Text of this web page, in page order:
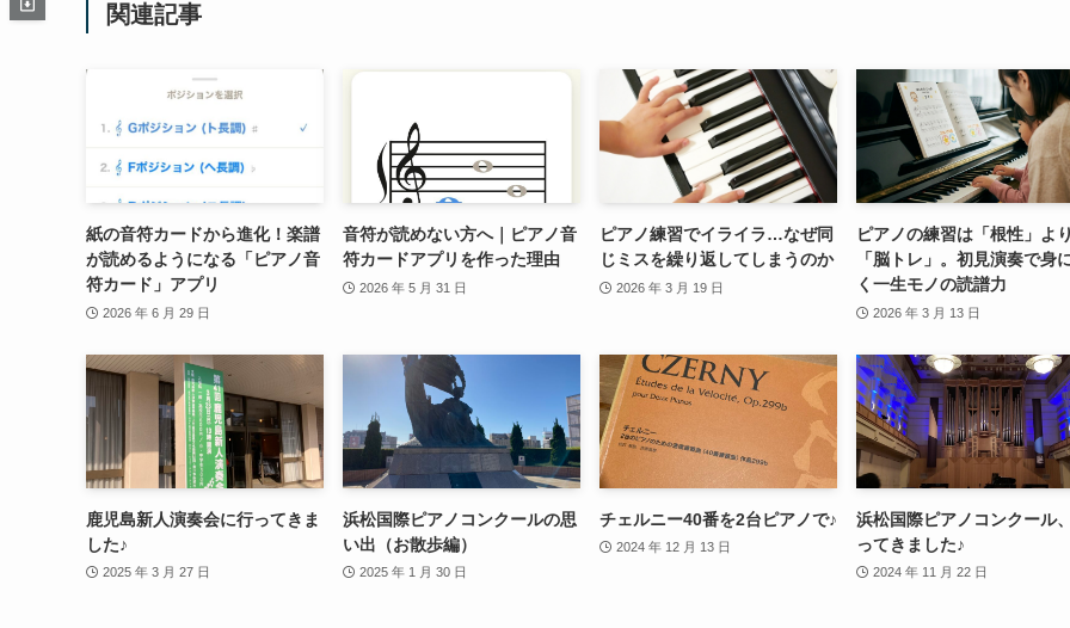
関連記事
紙の音符カードから進化！楽譜
が読めるようになる「ピアノ音
符カード」アプリ
2026 年 6 月 29 日
音符が読めない方へ｜ピアノ音
符カードアプリを作った理由
2026 年 5 月 31 日
ピアノ練習でイライラ…なぜ同
じミスを繰り返してしまうのか
2026 年 3 月 19 日
ピアノの練習は「根性」よ
「脳トレ」。初見演奏で身
く一生モノの読譜力
2026 年 3 月 13 日
鹿児島新人演奏会に行ってきま
した♪
2025 年 3 月 27 日
浜松国際ピアノコンクールの思
い出（お散歩編）
2025 年 1 月 30 日
チェルニー40番を2台ピアノで♪
2024 年 12 月 13 日
浜松国際ピアノコンクール
ってきました♪
2024 年 11 月 22 日